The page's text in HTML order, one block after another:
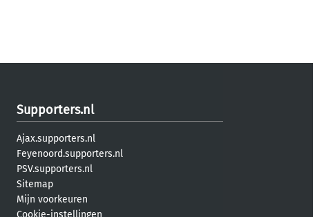
Supporters.nl
Ajax.supporters.nl
Feyenoord.supporters.nl
PSV.supporters.nl
Sitemap
Mijn voorkeuren
Cookie-instellingen